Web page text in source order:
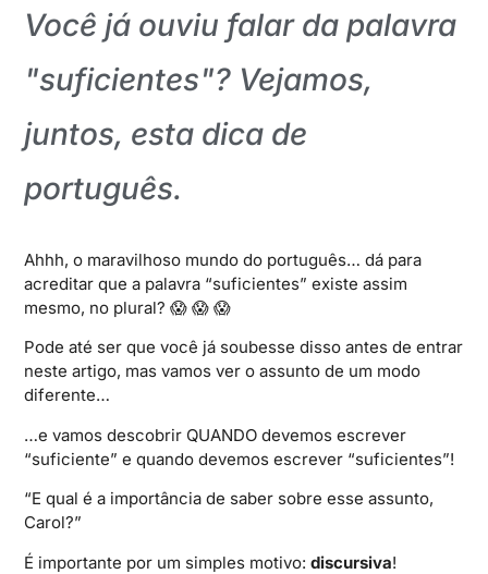
Você já ouviu falar da palavra
"suficientes"? Vejamos,
juntos, esta dica de
português.
Ahhh, o maravilhoso mundo do português… dá para
acreditar que a palavra “suficientes” existe assim
mesmo, no plural? 😱 😱 😱
Pode até ser que você já soubesse disso antes de entrar
neste artigo, mas vamos ver o assunto de um modo
diferente…
…e vamos descobrir QUANDO devemos escrever
“suficiente” e quando devemos escrever “suficientes”!
“E qual é a importância de saber sobre esse assunto,
Carol?”
É importante por um simples motivo:discursiva!